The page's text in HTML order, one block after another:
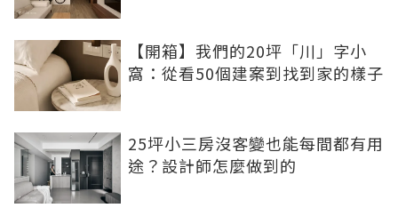
【開箱】我們的20坪「川」字小
窩：從看50個建案到找到家的樣子
25坪小三房沒客變也能每間都有用
途？設計師怎麼做到的